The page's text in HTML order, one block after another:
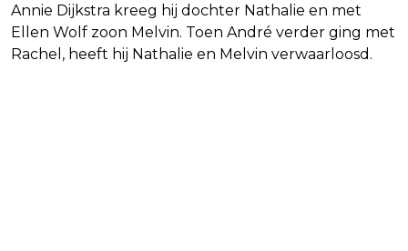
Annie Dijkstra kreeg hij dochter Nathalie en met
Ellen Wolf zoon Melvin. Toen André verder ging met
Rachel, heeft hij Nathalie en Melvin verwaarloosd.